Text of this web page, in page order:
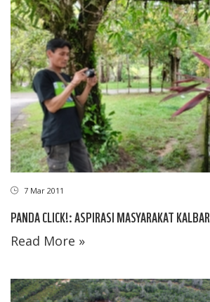
7 Mar 2011
PANDA CLICK!: ASPIRASI MASYARAKAT
Read More »